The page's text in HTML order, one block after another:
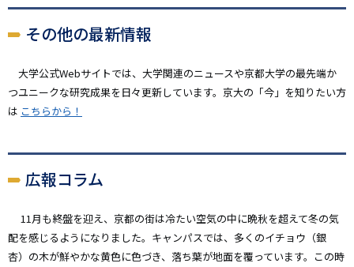
その他の最新情報
大学公式Webサイトでは、大学関連のニュースや京都大学の最先端か
つユニークな研究成果を日々更新しています。京大の「今」を知りたい方
は こちらから！
広報コラム
11月も終盤を迎え、京都の街は冷たい空気の中に晩秋を超えて冬の気
配を感じるようになりました。キャンパスでは、多くのイチョウ（銀
杏）の木が鮮やかな黄色に色づき、落ち葉が地面を覆っています。この時